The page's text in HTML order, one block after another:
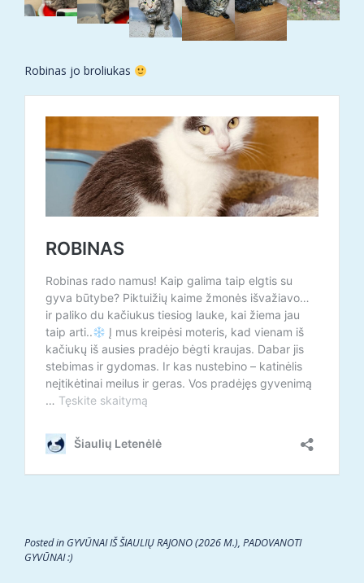
Robinas jo broliukas
Posted in GYVŪNAI IŠ ŠIAULIŲ RAJONO (2026 M.), PADOVANOTI
GYVŪNAI :)